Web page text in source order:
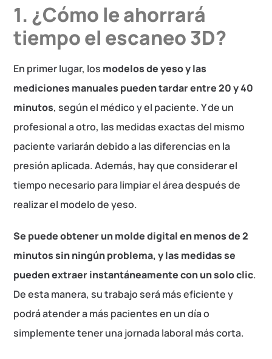
1. ¿Cómo le ahorrará
tiempo el escaneo 3D?
En primer lugar, los modelos de yeso y las
mediciones manuales pueden tardar entre 20 y 40
minutos, según el médico y el paciente. Y de un
profesional a otro, las medidas exactas del mismo
paciente variarán debido a las diferencias en la
presión aplicada. Además, hay que considerar el
tiempo necesario para limpiar el área después de
realizar el modelo de yeso.
Se puede obtener un molde digital en menos de 2
minutos sin ningún problema, y las medidas se
pueden extraer instantáneamente con un solo clic.
De esta manera, su trabajo será más eficiente y
podrá atender a más pacientes en un día o
simplemente tener una jornada laboral más corta.